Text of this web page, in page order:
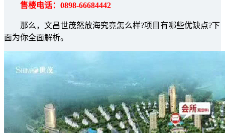
售楼电话：0898-66684442
那么，文昌世茂怒放海究竟怎么样?项目有哪些优缺点?下
面为你全面解析。